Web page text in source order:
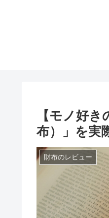
【モノ好
布）」を実
財布のレビュー